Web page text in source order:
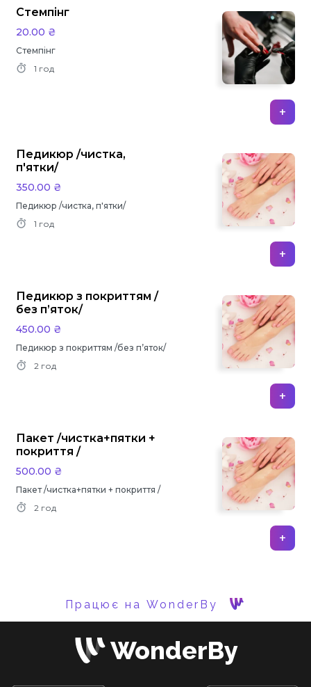
Стемпінг
20.00 ₴
Стемпінг
1 год
+
Педикюр /чистка,
п'ятки/
350.00 ₴
Педикюр /чистка, п'ятки/
1 год
+
Педикюр з покриттям /
без п’яток/
450.00 ₴
Педикюр з покриттям /без п’яток/
2 год
+
Пакет /чистка+пятки +
покриття /
500.00 ₴
Пакет /чистка+пятки + покриття /
2 год
+
Працює на WonderBy
WonderBy